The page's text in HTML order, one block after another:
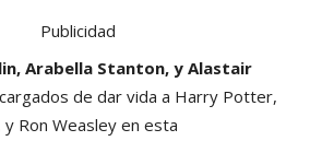
Publicidad
Arabella Stanton, y Alastair
de dar vida a Harry Potter,
Ron Weasley en esta